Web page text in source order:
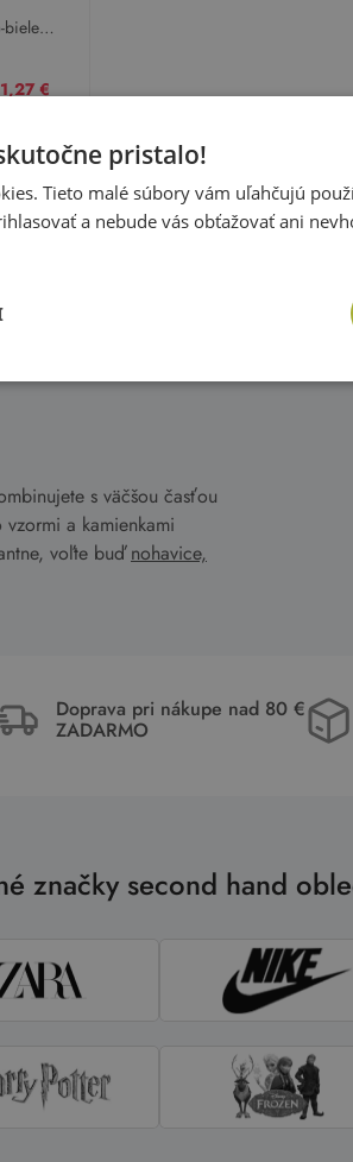
biele
1,27 €
s väčšou časťou
a kamienkami
voľte buďnohavice,
Doprava pri nákupe nad 80 €
ZADARMO
značky second hand
pristalo!
Tieto malé súbory vám uľahčujú
a nebude vás obťažovať ani